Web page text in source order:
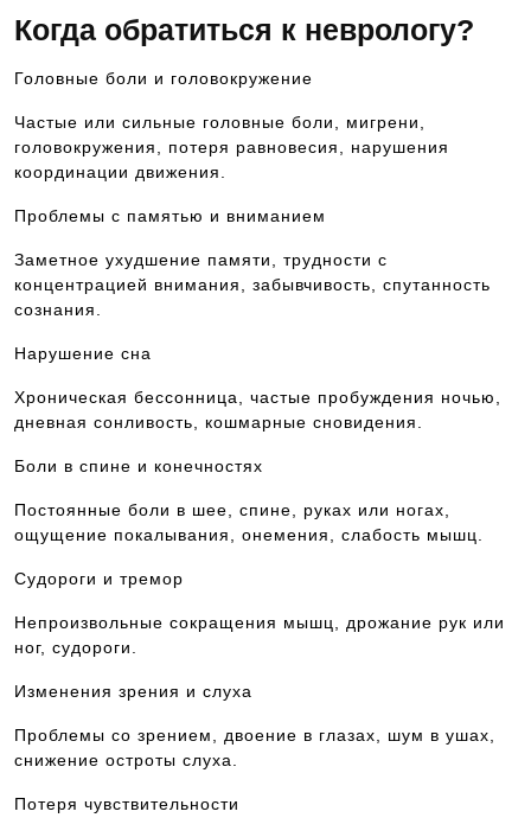
Когда обратиться к неврологу?
Головные боли и головокружение
Частые или сильные головные боли, мигрени,
головокружения, потеря равновесия, нарушения
координации движения.
Проблемы с памятью и вниманием
Заметное ухудшение памяти, трудности с
концентрацией внимания, забывчивость, спутанность
сознания.
Нарушение сна
Хроническая бессонница, частые пробуждения ночью,
дневная сонливость, кошмарные сновидения.
Боли в спине и конечностях
Постоянные боли в шее, спине, руках или ногах,
ощущение покалывания, онемения, слабость мышц.
Судороги и тремор
Непроизвольные сокращения мышц, дрожание рук или
ног, судороги.
Изменения зрения и слуха
Проблемы со зрением, двоение в глазах, шум в ушах,
снижение остроты слуха.
Потеря чувствительности